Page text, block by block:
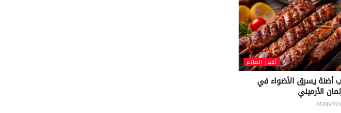
أخبار العالم
أضنة يسرق الأضواء في
الأرميني